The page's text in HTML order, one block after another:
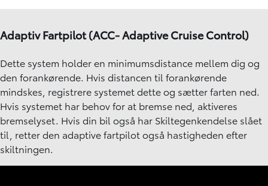
Adaptiv Fartpilot (ACC- Adaptive Cruise Control)
Dette system holder en minimumsdistance mellem dig og
den forankørende. Hvis distancen til forankørende
mindskes, registrere systemet dette og sætter farten ned.
Hvis systemet har behov for at bremse ned, aktiveres
bremselyset. Hvis din bil også har Skiltegenkendelse slået
til, retter den adaptive fartpilot også hastigheden efter
skiltningen.